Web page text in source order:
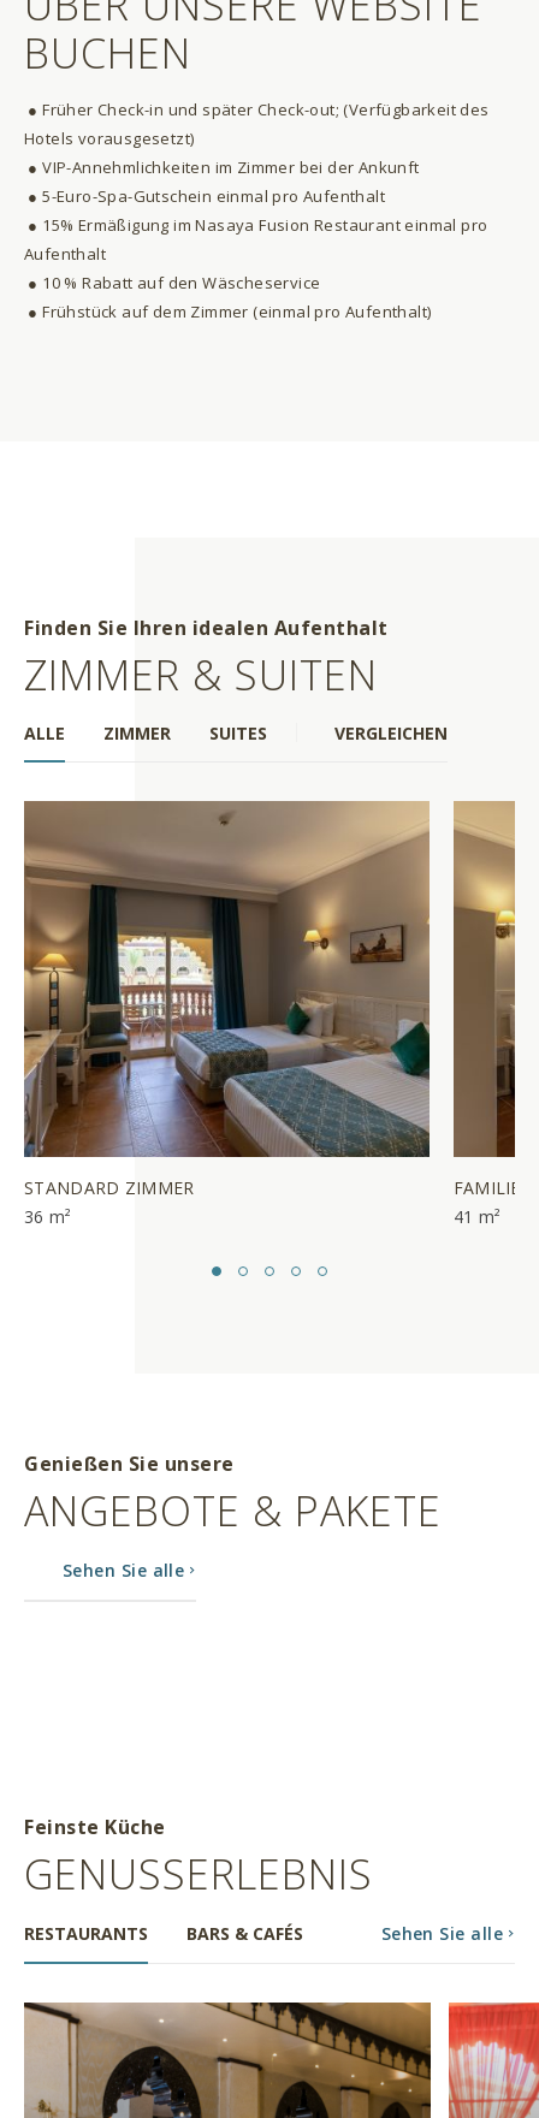
BUCHEN
● Früher Check-in und später Check-out; (Verfügbarkeit des
Hotels vorausgesetzt)
● VIP-Annehmlichkeiten im Zimmer bei der Ankunft
● 5-Euro-Spa-Gutschein einmal pro Aufenthalt
● 15% Ermäßigung im Nasaya Fusion Restaurant einmal pro
Aufenthalt
● 10 % Rabatt auf den Wäscheservice
● Frühstück auf dem Zimmer (einmal pro Aufenthalt)
Finden Sie Ihren idealen Aufenthalt
ZIMMER & SUITEN
ALLE ZIMMER SUITES VERGLEICHEN
STANDARD ZIMMER
36 m²
41 m²
Genießen Sie unsere
ANGEBOTE & PAKETE
Sehen Sie alle
Feinste Küche
GENUSSERLEBNIS
RESTAURANTS BARS & CAFÉS Sehen Sie alle